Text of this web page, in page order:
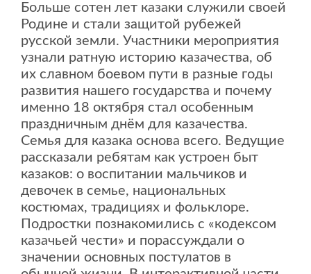
Больше сотен лет казаки служили своей
Родине и стали защитой рубежей
русской земли. Участники мероприятия
узнали ратную историю казачества, об
их славном боевом пути в разные годы
развития нашего государства и почему
именно 18 октября стал особенным
праздничным днём для казачества.
Семья для казака основа всего. Ведущие
рассказали ребятам как устроен быт
казаков: о воспитании мальчиков и
девочек в семье, национальных
костюмах, традициях и фольклоре.
Подростки познакомились с «кодексом
казачьей чести» и порассуждали о
значении основных постулатов в